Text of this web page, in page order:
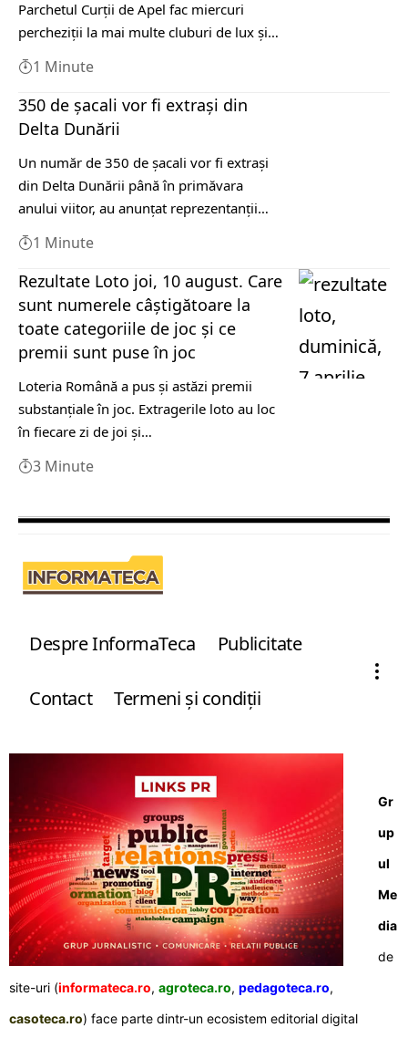
Parchetul Curții de Apel fac miercuri
percheziții la mai multe cluburi de lux și…
1 Minute
350 de şacali vor fi extraşi din
Delta Dunării
Un număr de 350 de şacali vor fi extraşi
din Delta Dunării până în primăvara
anului viitor, au anunţat reprezentanţii…
1 Minute
Rezultate Loto joi, 10 august. Care
sunt numerele câștigătoare la
toate categoriile de joc și ce
premii sunt puse în joc
Loteria Română a pus și astăzi premii
substanțiale în joc. Extragerile loto au loc
în fiecare zi de joi și…
3 Minute
Despre InformaTeca Publicitate
Contact Termeni şi condiţii
Gr
up
ul
Me
dia
de
site-uri (informateca.ro, agroteca.ro, pedagoteca.ro,
casoteca.ro) face parte dintr-un ecosistem editorial digital